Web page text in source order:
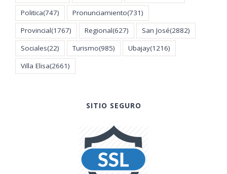
Politica(747) Pronunciamiento(731)
Provincial(1767) Regional(627) San José(2882)
Sociales(22) Turismo(985) Ubajay(1216)
Villa Elisa(2661)
SITIO SEGURO